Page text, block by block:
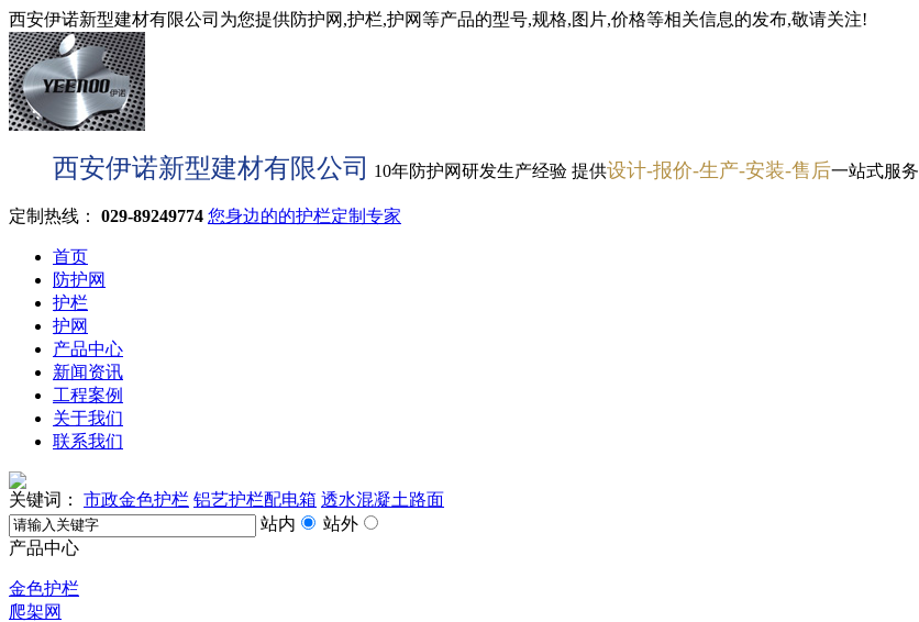
西安伊诺新型建材有限公司为您提供防护网,护栏,护网等产品的型号,规格,图片,价格等相关信息的发布,敬请关注!
西安伊诺新型建材有限公司 10年防护网研发生产经验 提供设计-报价-生产-安装-售后一站式服务
定制热线： 029-89249774 您身边的的护栏定制专家
首页
防护网
护栏
护网
产品中心
新闻资讯
工程案例
关于我们
联系我们
关键词： 市政金色护栏 铝艺护栏配电箱 透水混凝土路面
站内
站外
产品中心
金色护栏
爬架网